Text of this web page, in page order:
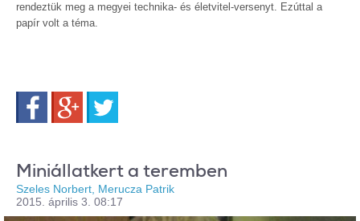
rendeztük meg a megyei technika- és életvitel-versenyt. Ezúttal a
papír volt a téma.
FacebookGoogle+
Miniállatkert a teremben
Szeles Norbert, Merucza Patrik
2015. április 3. 08:17